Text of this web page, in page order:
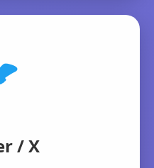
/ X